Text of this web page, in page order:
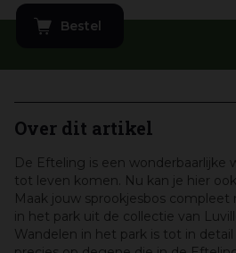
Over dit artikel
De Efteling is een wonderbaarlijke
tot leven komen. Nu kan je hier
Maak jouw sprookjesbos
in het park uit de collectie van
Wandelen in het park is tot in